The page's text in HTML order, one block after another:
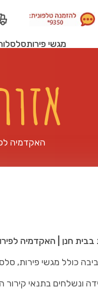
מגשי פירות
האקדמיה
בבית חנן | האקדמיה
כולל מגשי פירות,
ונשלחים בתנאי קירור